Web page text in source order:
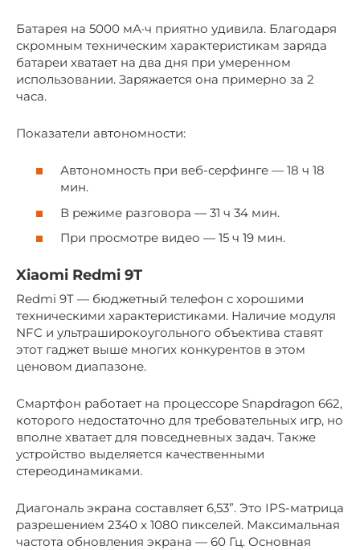
Батарея на 5000 мА·ч приятно удивила. Благодаря
скромным техническим характеристикам заряда
батареи хватает на два дня при умеренном
использовании. Заряжается она примерно за 2
часа.
Показатели автономности:
Автономность при веб-серфинге — 18 ч 18
мин.
В режиме разговора — 31 ч 34 мин.
При просмотре видео — 15 ч 19 мин.
Xiaomi Redmi 9T
Redmi 9T — бюджетный телефон с хорошими
техническими характеристиками. Наличие модуля
NFC и ультраширокоугольного объектива ставят
этот гаджет выше многих конкурентов в этом
ценовом диапазоне.
Смартфон работает на процессоре Snapdragon 662,
которого недостаточно для требовательных игр, но
вполне хватает для повседневных задач. Также
устройство выделяется качественными
стереодинамиками.
Диагональ экрана составляет 6,53”. Это IPS-матрица
разрешением 2340 x 1080 пикселей. Максимальная
частота обновления экрана — 60 Гц. Основная